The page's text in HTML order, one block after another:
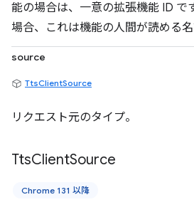
能の場合は、一意の拡張機能 ID で
場合、これは機能の人間が読める名
source
TtsClientSource
リクエスト元のタイプ。
TtsClientSource
Chrome 131 以降